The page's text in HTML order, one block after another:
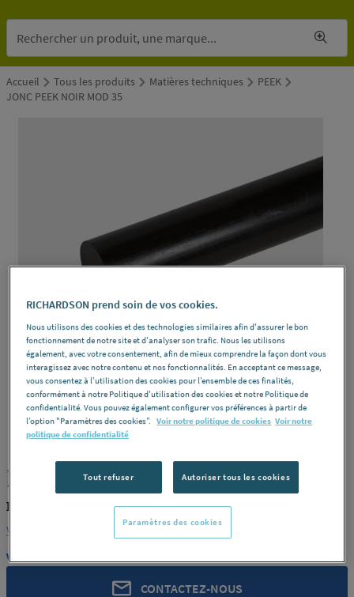
Accueil Tous les produits Matières techniques
PEEK
JONC PEEK NOIR MOD 35
ROCHLING REF : 372PV
JONC PEEK NOIR MOD 35
ROCHLING PRODUIT-372PV
Voir la description complète
Vous avez un projet ?
CONTACTEZ-NOUS
RICHARDSON prend soin de vos cookies.
Nous utilisons des cookies et des technologies similaires afin d'assurer le bon
fonctionnement de notre site et d'analyser son trafic. Nous les utilisons
également, avec votre consentement, afin de mieux comprendre la façon dont vous
interagissez avec notre contenu et nos fonctionnalités. En acceptant ce message,
vous consentez à l’utilisation des cookies pour l’ensemble de ces finalités,
conformément à notre Politique d'utilisation des cookies et notre Politique de
confidentialité. Vous pouvez également configurer vos préférences à partir de
l’option "Paramètres des cookies”. Voir notre politique de cookies Voir notre
politique de confidentialité
Tout refuser Autoriser tous les cookies
Paramètres des cookies